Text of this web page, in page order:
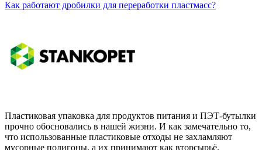
Как работают дробилки для переработки пластмасс?
Пластиковая упаковка для продуктов питания и ПЭТ-бутылки
прочно обосновались в нашей жизни. И как замечательно то,
что использованные пластиковые отходы не захламляют
мусорные полигоны, а их принимают как вторсырьё.